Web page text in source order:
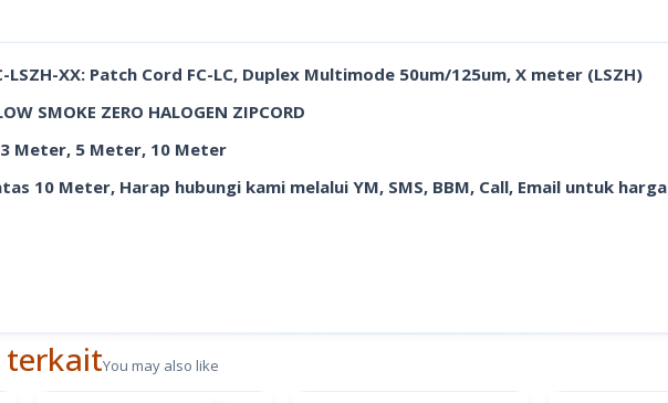
LSZH-XX: Patch Cord FC-LC, Duplex Multimode 50um/125um, X meter (LSZH)
SMOKE ZERO HALOGEN ZIPCORD
Meter, 5 Meter, 10 Meter
10 Meter, Harap hubungi kami melalui YM, SMS, BBM, Call, Email untuk harga
terkaitYou may also like